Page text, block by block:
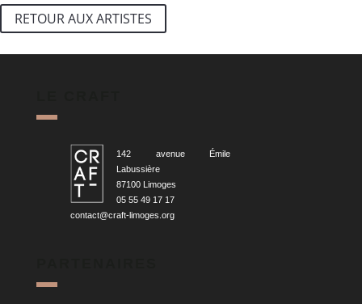
RETOUR AUX ARTISTES
142 avenue Émile
Labussière
87100 Limoges
05 55 49 17 17
contact@craft-limoges.org